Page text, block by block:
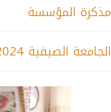
مذكرة المؤسسة